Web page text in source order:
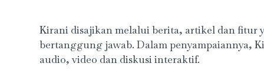
Kirani disajikan melalui berita, artikel dan fitur
bertanggung jawab. Dalam penyampaiannya,
audio, video dan diskusi interaktif.